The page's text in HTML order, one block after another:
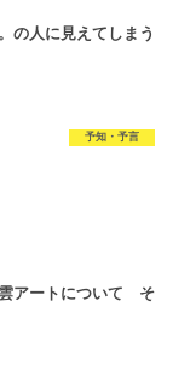
の人に見えてしまう
予知・予言
アートについて そ